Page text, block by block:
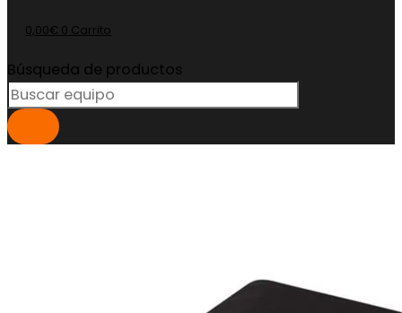
0,00€ 0 Carrito
Búsqueda de productos